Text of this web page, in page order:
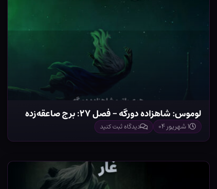
لوموس: شاهزاده دورگه – فصل ۲۷: برج صاعقه‌زده
۱ شهریور ۰۴ دیدگاه ثبت کنید